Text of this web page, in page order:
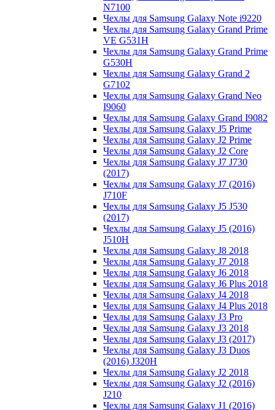
N7100
Чехлы для Samsung Galaxy Note i9220
Чехлы для Samsung Galaxy Grand Prime
VE G531H
Чехлы для Samsung Galaxy Grand Prime
G530H
Чехлы для Samsung Galaxy Grand 2
G7102
Чехлы для Samsung Galaxy Grand Neo
I9060
Чехлы для Samsung Galaxy Grand I9082
Чехлы для Samsung Galaxy J5 Prime
Чехлы для Samsung Galaxy J2 Prime
Чехлы для Samsung Galaxy J2 Core
Чехлы для Samsung Galaxy J7 J730
(2017)
Чехлы для Samsung Galaxy J7 (2016)
J710F
Чехлы для Samsung Galaxy J5 J530
(2017)
Чехлы для Samsung Galaxy J5 (2016)
J510H
Чехлы для Samsung Galaxy J8 2018
Чехлы для Samsung Galaxy J7 2018
Чехлы для Samsung Galaxy J6 2018
Чехлы для Samsung Galaxy J6 Plus 2018
Чехлы для Samsung Galaxy J4 2018
Чехлы для Samsung Galaxy J4 Plus 2018
Чехлы для Samsung Galaxy J3 Pro
Чехлы для Samsung Galaxy J3 2018
Чехлы для Samsung Galaxy J3 (2017)
Чехлы для Samsung Galaxy J3 Duos
(2016) J320H
Чехлы для Samsung Galaxy J2 2018
Чехлы для Samsung Galaxy J2 (2016)
J210
Чехлы для Samsung Galaxy J1 (2016)